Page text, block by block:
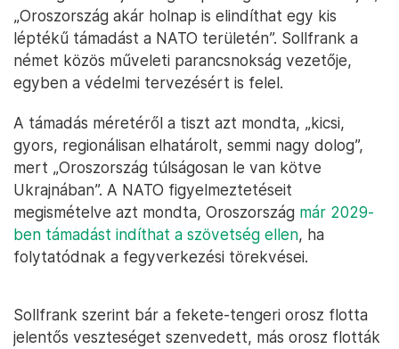
„Oroszország akár holnap is elindíthat egy kis
léptékű támadást a NATO területén”. Sollfrank a
német közös műveleti parancsnokság vezetője,
egyben a védelmi tervezésért is felel.
A támadás méretéről a tiszt azt mondta, „kicsi,
gyors, regionálisan elhatárolt, semmi nagy dolog”,
mert „Oroszország túlságosan le van kötve
Ukrajnában”. A NATO figyelmeztetéseit
megismételve azt mondta, Oroszország már 2029-
ben támadást indíthat a szövetség ellen, ha
folytatódnak a fegyverkezési törekvései.
Sollfrank szerint bár a fekete-tengeri orosz flotta
jelentős veszteséget szenvedett, más orosz flották